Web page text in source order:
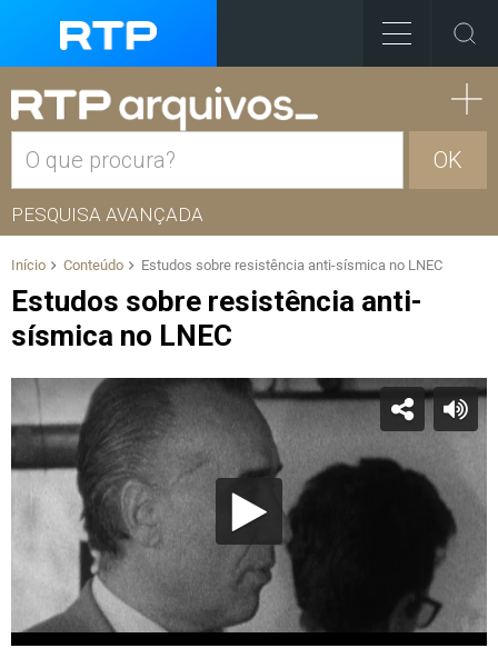
OK
PESQUISA AVANÇADA
Início Conteúdo Estudos sobre resistência anti-sísmica no LNEC
Estudos sobre resistência anti-
sísmica no LNEC